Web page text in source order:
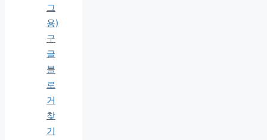
그
용)
구
글
블
로
거
찾
기